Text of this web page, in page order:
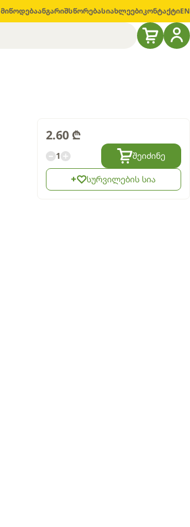
მიწოდებაანგარიშსწორებასიახლეებიკონტაქტიEN
2.60₾
1 შეიძინე
სურვილების სია